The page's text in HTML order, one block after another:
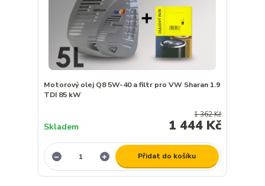
Motorový olej Q8 5W-40 a filtr pro VW Sharan 1.9
TDI 85 kW
1 362 Kč
1 444 Kč
Skladem
Přidat do košíku